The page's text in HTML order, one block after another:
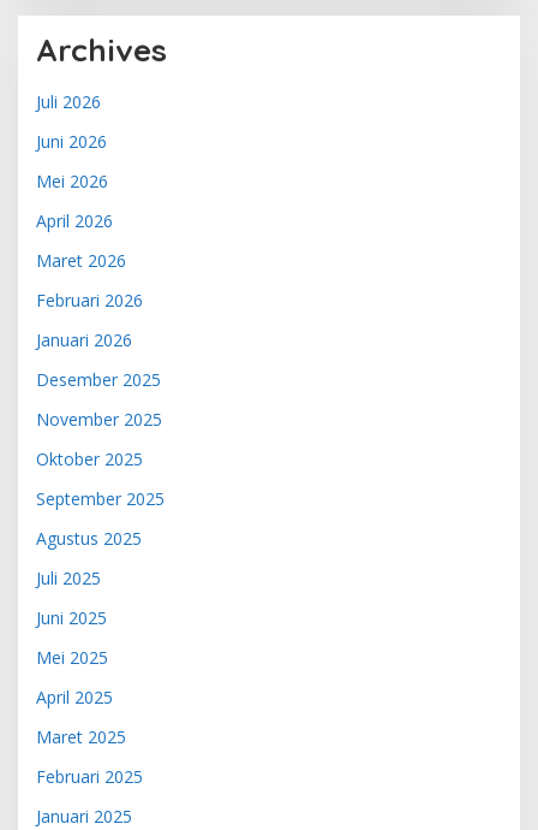
Archives
Juli 2026
Juni 2026
Mei 2026
April 2026
Maret 2026
Februari 2026
Januari 2026
Desember 2025
November 2025
Oktober 2025
September 2025
Agustus 2025
Juli 2025
Juni 2025
Mei 2025
April 2025
Maret 2025
Februari 2025
Januari 2025